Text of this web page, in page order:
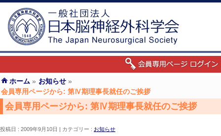
ホーム » お知らせ »
会員専用ページから: 第Ⅳ期理事長就任のご挨拶
会員専用ページから: 第Ⅳ期理事長就任のご挨拶
投稿日 : 2009年9月10日 カテゴリー : お知らせ